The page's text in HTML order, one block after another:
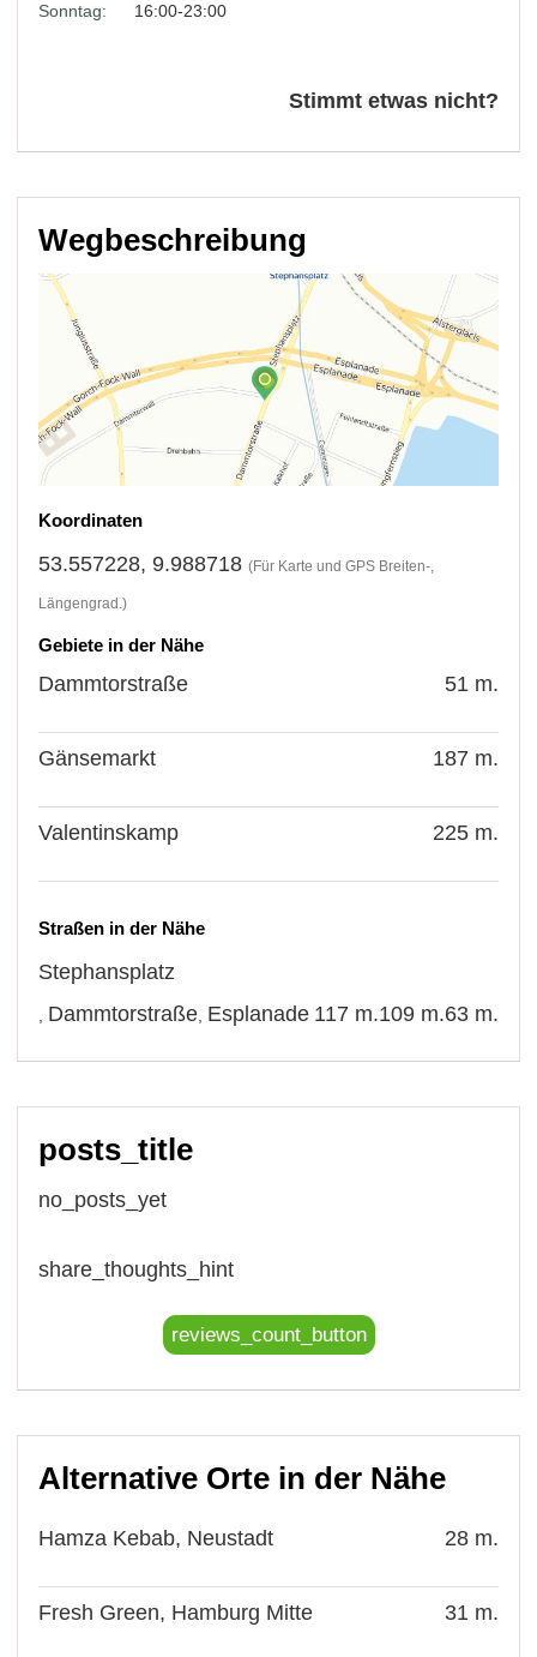
Sonntag:
16:00-23:00
Stimmt etwas nicht?
Wegbeschreibung
Koordinaten
53.557228, 9.988718 (Für Karte und GPS Breiten-,
Längengrad.)
Gebiete in der Nähe
Dammtorstraße 51 m.
Gänsemarkt 187 m.
Valentinskamp 225 m.
Straßen in der Nähe
Stephansplatz
63 m.
Dammtorstraße 109 m.
Esplanade 117 m.
posts_title
no_posts_yet
share_thoughts_hint
reviews_count_button
Alternative Orte in der Nähe
Hamza Kebab, Neustadt 28 m.
Fresh Green, Hamburg Mitte 31 m.